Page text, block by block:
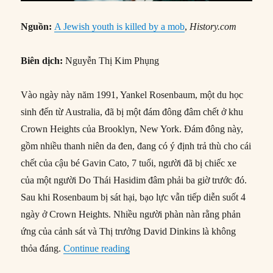
Nguồn: A Jewish youth is killed by a mob, History.com
Biên dịch:Nguyễn Thị Kim Phụng
Vào ngày này năm 1991, Yankel Rosenbaum, một du học
sinh đến từ Australia, đã bị một đám đông đâm chết ở khu
Crown Heights của Brooklyn, New York. Đám đông này,
gồm nhiều thanh niên da đen, đang có ý định trả thù cho cái
chết của cậu bé Gavin Cato, 7 tuổi, người đã bị chiếc xe
của một người Do Thái Hasidim đâm phải ba giờ trước đó.
Sau khi Rosenbaum bị sát hại, bạo lực vẫn tiếp diễn suốt 4
ngày ở Crown Heights. Nhiều người phàn nàn rằng phản
ứng của cảnh sát và Thị trưởng David Dinkins là không
thỏa đáng.Continue reading“19/08/1991: Một thanh niên Do